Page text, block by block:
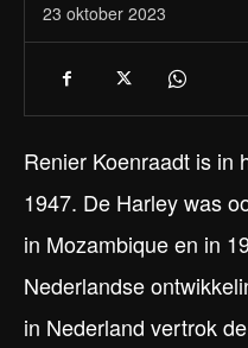
23 oktober 2023
Renier Koenraadt is in
1947. De Harley was
in Mozambique en in
Nederlandse
in Nederland vertrok